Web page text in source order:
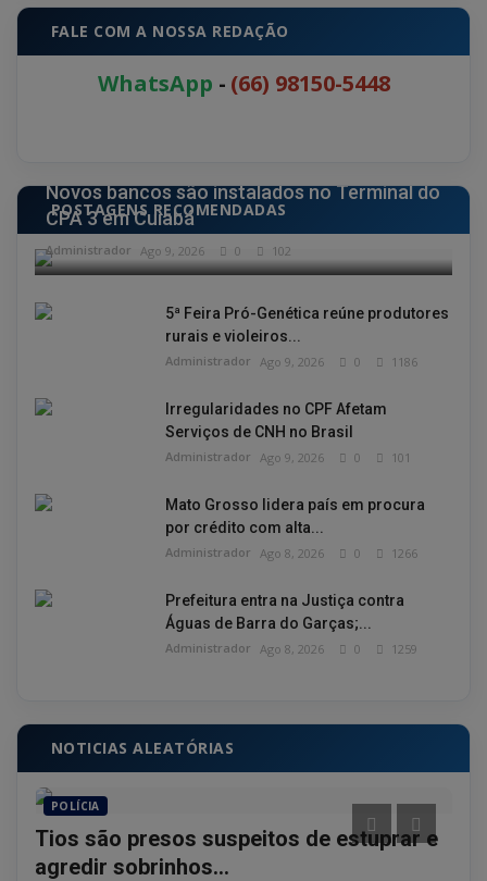
FALE COM A NOSSA REDAÇÃO
WhatsApp - (66) 98150-5448
POSTAGENS RECOMENDADAS
Novos bancos são instalados no Terminal do
CPA 3 em Cuiabá
Administrador Ago 9, 2026 0 102
5ª Feira Pró-Genética reúne produtores
rurais e violeiros...
Administrador Ago 9, 2026 0 1186
Irregularidades no CPF Afetam
Serviços de CNH no Brasil
Administrador Ago 9, 2026 0 101
Mato Grosso lidera país em procura
por crédito com alta...
Administrador Ago 8, 2026 0 1266
Prefeitura entra na Justiça contra
Águas de Barra do Garças;...
Administrador Ago 8, 2026 0 1259
NOTICIAS ALEATÓRIAS
POLÍCIA
Tios são presos suspeitos de estuprar e
agredir sobrinhos...